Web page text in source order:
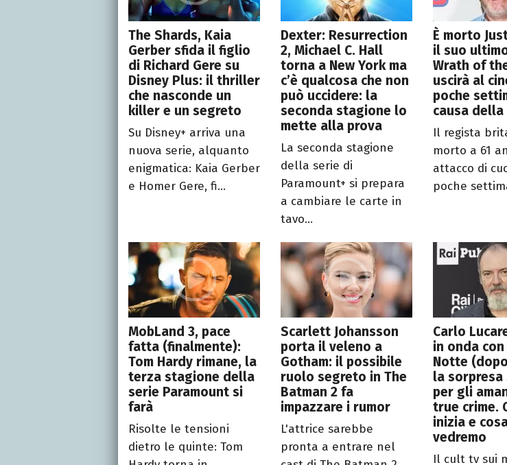
The Shards, Kaia
Gerber sfida il figlio
di Richard Gere su
Disney Plus: il thriller
che nasconde un
killer e un segreto
Su Disney+ arriva una
nuova serie, alquanto
enigmatica: Kaia Gerber
e Homer Gere, fi...
Dexter: Resurrection
2, Michael C. Hall
torna a New York ma
c’è qualcosa che non
può uccidere: la
seconda stagione lo
mette alla prova
La seconda stagione
della serie di
Paramount+ si prepara
a cambiare le carte in
tavo...
È morto
il suo
Wrath of
uscirà al
poche
causa
Il regista
morto a 61
attacco di
poche
MobLand 3, pace
fatta (finalmente):
Tom Hardy rimane, la
terza stagione della
serie Paramount si
farà
Risolte le tensioni
dietro le quinte: Tom
Scarlett Johansson
porta il veleno a
Gotham: il possibile
ruolo segreto in The
Batman 2 fa
impazzare i rumor
L'attrice sarebbe
pronta a entrare nel
Carlo
in onda con
Notte
la sorpresa
per gli
true crime.
inizia e
vedremo
Il cult tv sui